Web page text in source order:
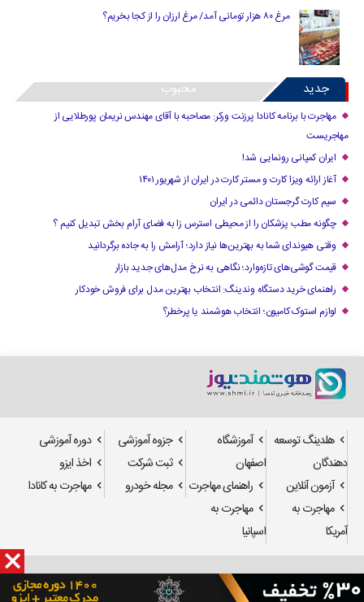
مرغ ۸۰ هزار تومانی آمد/ مرغ ارزان را از کجا بخریم؟
جدید محبوب
مهاجرت با برنامه کانادا پرزنت ورکر: مصاحبه با آقای مهندس نریمان پورطلایی از
مهاجریست
ایران کمپانی رونمایی شد!
آغاز ارائه ویزا کارت و مستر کارت در ایران از شهریور ۱۴۰۱
سیم کارت گرجستان دائمی در ایران
چگونه مطب پزشکان را از محیطی استرس زا به فضای آرام بخش تبدیل کنیم ؟
وقتی هیوندای شما به بهترین‌ها نیاز دارد؛ آرامش را به جاده برگردانید
قیمت گوشی‌های تازه‌وارد؛ نگاهی به نرخ مدل‌های جدید بازار
راهنمای خرید دستگاه وندینگ: انتخاب بهترین مدل برای فروش خودکار
لوازم استوک کامیون؛ انتخاب هوشمند یا پرخطر؟
هلدینگ توسعه
دهندگان
آموزشگاه
اصفهان
جزوه آموزشی
دوره آموزشی
ثبت شرکت
اخذ ایزو
آزمون آنلاین
راهنمای مهاجرت مجله خودرو
مهاجرت به کانادا
مهاجرت به
آمریکا
مهاجرت به
اسپانیا